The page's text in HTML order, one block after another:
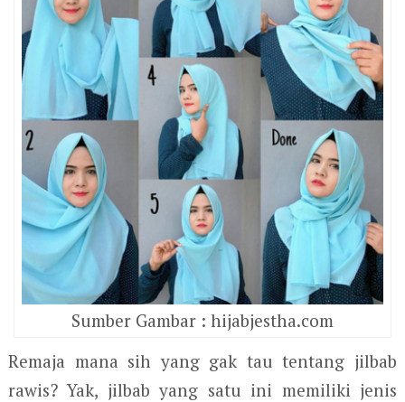
Sumber Gambar : hijabjestha.com
Remaja mana sih yang gak tau tentang jilbab
rawis? Yak, jilbab yang satu ini memiliki jenis